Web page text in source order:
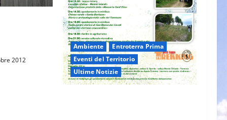
2012
Ambiente
Entroterra Prima
Eventi del Territorio
Ultime Notizie